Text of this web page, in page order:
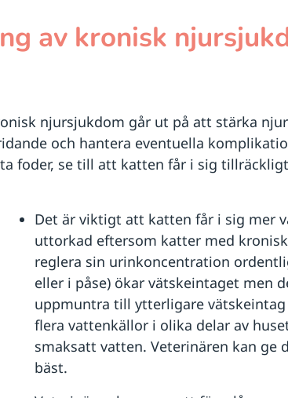
av kronisk
njursjukdom går ut på att stärka
och hantera eventuella
foder, se till att katten får i sig
Det är viktigt att katten får i sig mer
uttorkad eftersom katter med
reglera sin urinkoncentration
eller i påse) ökar vätskeintaget men
uppmuntra till ytterligare
flera vattenkällor i olika delar av
smaksatt vatten. Veterinären kan ge
bäst.